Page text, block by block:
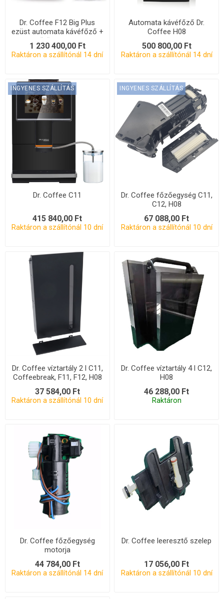
Dr. Coffee F12 Big Plus
ezüst automata kávéfőző +
hűtőszekrény
1 230 400,00 Ft
Raktáron a szállítónál 14 dní
Automata kávéfőző Dr.
Coffee H08
500 800,00 Ft
Raktáron a szállítónál 14 dní
INGYENES SZÁLLÍTÁS
Dr. Coffee C11
415 840,00 Ft
Raktáron a szállítónál 10 dní
INGYENES SZÁLLÍTÁS
Dr. Coffee főzőegység C11,
C12, H08
67 088,00 Ft
Raktáron a szállítónál 10 dní
Dr. Coffee víztartály 2 l C11,
Coffeebreak, F11, F12, H08
37 584,00 Ft
Raktáron a szállítónál 10 dní
Dr. Coffee víztartály 4 l C12,
H08
46 288,00 Ft
Raktáron
Dr. Coffee főzőegység
motorja
44 784,00 Ft
Raktáron a szállítónál 14 dní
Dr. Coffee leeresztő szelep
17 056,00 Ft
Raktáron a szállítónál 10 dní